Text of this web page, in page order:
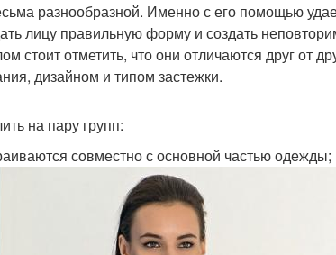
разнообразной. Именно с его помощью
лицу правильную форму и создать
стоит отметить, что они отличаются друг от
дизайном и типом застежки.
на пару групп:
совместно с основной частью одежды;